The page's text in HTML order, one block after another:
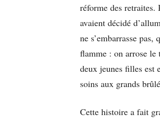
réforme des retraites.
avaient décidé
ne s’embarrasse
flamme : on arrose le
deux jeunes filles est
soins aux grands
Cette histoire a fait